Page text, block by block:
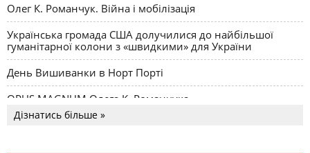
Олег К. Романчук. Війна і мобілізація
Українська громада США долучилися до найбільшої
гуманітарної колони з «швидкими» для України
День Вишиванки в Норт Порті
OPUS MAGNUM Олега К. Романчука
Дізнатись більше »